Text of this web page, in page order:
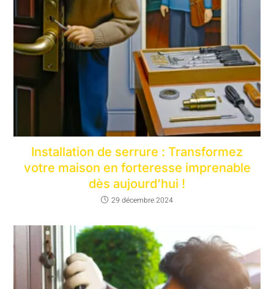
Installation de serrure : Transformez
votre maison en forteresse imprenable
dès aujourd’hui !
29 décembre 2024